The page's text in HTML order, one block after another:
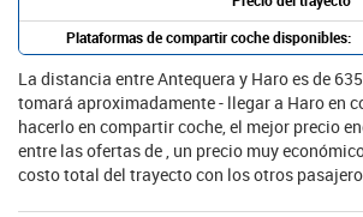
Plataformas de compartir coche disponibles:
La distancia entre Antequera y Haro es de
tomará aproximadamente - llegar a Haro en
hacerlo en compartir coche, el mejor precio
entre las ofertas de , un precio muy
costo total del trayecto con los otros